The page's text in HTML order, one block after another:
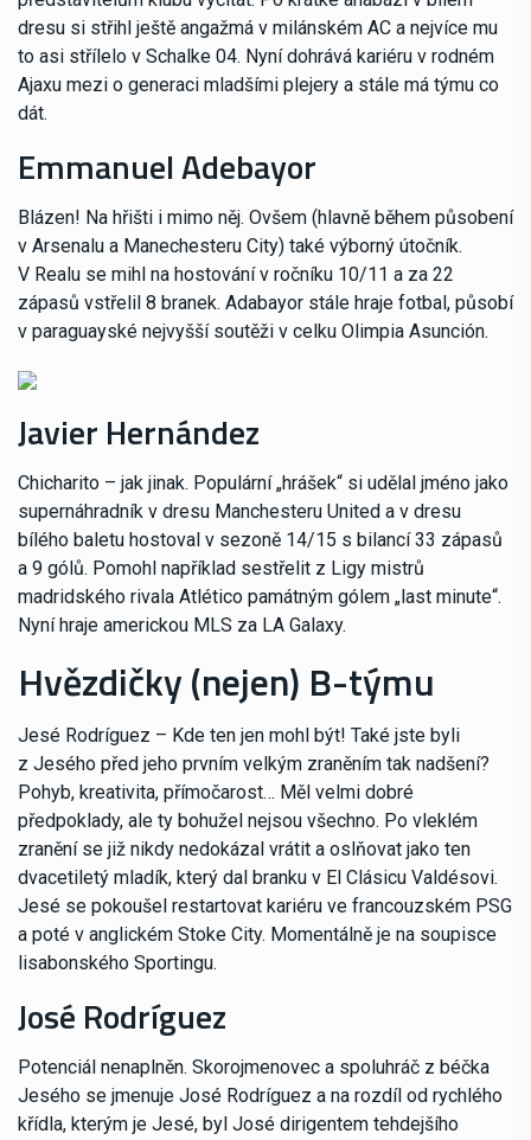
dresu si střihl ještě angažmá v milánském AC a nejvíce mu
to asi střílelo v Schalke 04. Nyní dohrává kariéru v rodném
Ajaxu mezi o generaci mladšími plejery a stále má týmu co
dát.
Emmanuel Adebayor
Blázen! Na hřišti i mimo něj. Ovšem (hlavně během působení
v Arsenalu a Manechesteru City) také výborný útočník.
V Realu se mihl na hostování v ročníku 10/11 a za 22
zápasů vstřelil 8 branek. Adabayor stále hraje fotbal, působí
v paraguayské nejvyšší soutěži v celku Olimpia Asunción.
Javier Hernández
Chicharito – jak jinak. Populární „hrášek“ si udělal jméno jako
supernáhradník v dresu Manchesteru United a v dresu
bílého baletu hostoval v sezoně 14/15 s bilancí 33 zápasů
a 9 gólů. Pomohl například sestřelit z Ligy mistrů
madridského rivala Atlético památným gólem „last minute“.
Nyní hraje americkou MLS za LA Galaxy.
Hvězdičky (nejen) B-týmu
Jesé Rodríguez – Kde ten jen mohl být! Také jste byli
z Jesého před jeho prvním velkým zraněním tak nadšení?
Pohyb, kreativita, přímočarost… Měl velmi dobré
předpoklady, ale ty bohužel nejsou všechno. Po vleklém
zranění se již nikdy nedokázal vrátit a oslňovat jako ten
dvacetiletý mladík, který dal branku v El Clásicu Valdésovi.
Jesé se pokoušel restartovat kariéru ve francouzském PSG
a poté v anglickém Stoke City. Momentálně je na soupisce
lisabonského Sportingu.
José Rodríguez
Potenciál nenaplněn. Skorojmenovec a spoluhráč z béčka
Jesého se jmenuje José Rodríguez a na rozdíl od rychlého
křídla, kterým je Jesé, byl José dirigentem tehdejšího